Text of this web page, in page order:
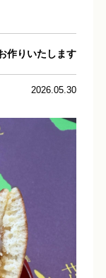
作りいたします
2026.05.30